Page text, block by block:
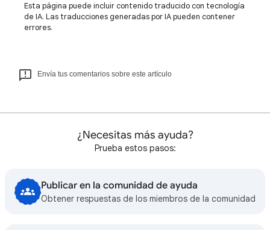
Esta página puede incluir contenido traducido con tecnología
de IA. Las traducciones generadas por IA pueden contener
errores.
Envía tus comentarios sobre este artículo
¿Necesitas más ayuda?
Prueba estos pasos:
Publicar en la comunidad de ayuda
Obtener respuestas de los miembros de la comunidad